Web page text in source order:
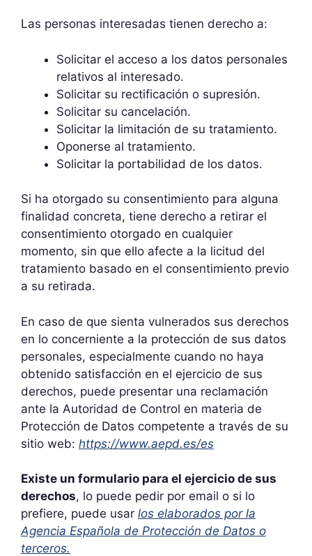
Las personas interesadas tienen derecho a:
Solicitar el acceso a los datos personales
relativos al interesado.
Solicitar su rectificación o supresión.
Solicitar su cancelación.
Solicitar la limitación de su tratamiento.
Oponerse al tratamiento.
Solicitar la portabilidad de los datos.
Si ha otorgado su consentimiento para alguna
finalidad concreta, tiene derecho a retirar el
consentimiento otorgado en cualquier
momento, sin que ello afecte a la licitud del
tratamiento basado en el consentimiento previo
a su retirada.
En caso de que sienta vulnerados sus derechos
en lo concerniente a la protección de sus datos
personales, especialmente cuando no haya
obtenido satisfacción en el ejercicio de sus
derechos, puede presentar una reclamación
ante la Autoridad de Control en materia de
Protección de Datos competente a través de su
sitio web: https://www.aepd.es/es
Existe un formulario para el ejercicio de sus
derechos, lo puede pedir por email o si lo
prefiere, puede usar los elaborados por la
Agencia Española de Protección de Datos o
terceros.